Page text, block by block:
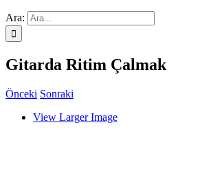
Ara:
Gitarda Ritim Çalmak
Önceki Sonraki
View Larger Image